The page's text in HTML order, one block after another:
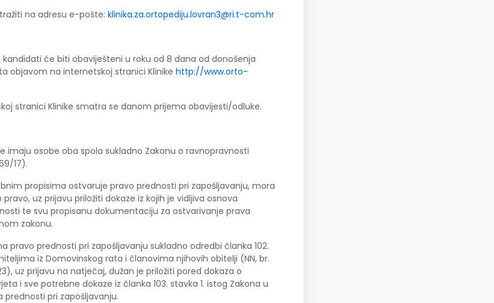
na adresu e-pošte: klinika.za.ortopediju.lovran3@ri.t-com.hr
će biti obaviješteni u roku od 8 dana od donošenja
objavom na internetskoj stranici Klinike http://www.orto-
stranici Klinike smatra se danom prijema obavijesti/odluke.
imaju osobe oba spola sukladno Zakonu o ravnopravnosti
17).
propisima ostvaruje pravo prednosti pri zapošljavanju, mora
uz prijavu priložiti dokaze iz kojih je vidljiva osnova
te svu propisanu dokumentaciju za ostvarivanje prava
zakonu.
pravo prednosti pri zapošljavanju sukladno odredbi članka 102.
iz Domovinskog rata i članovima njihovih obitelji (NN, br.
23), uz prijavu na natječaj, dužan je priložiti pored dokaza o
i sve potrebne dokaze iz članka 103. stavka 1. istog Zakona u
pri zapošljavanju.